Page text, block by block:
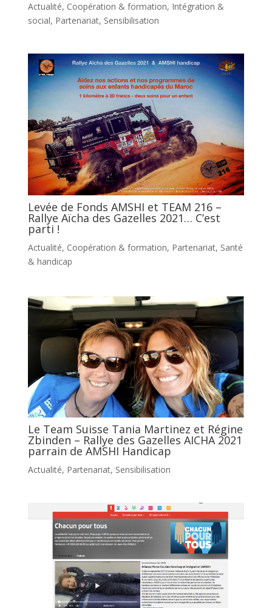
Actualité, Coopération & formation, Intégration &
social, Partenariat, Sensibilisation
Levée de Fonds AMSHI et TEAM 216 –
Rallye Aïcha des Gazelles 2021… C’est
parti !
Actualité, Coopération & formation, Partenariat, Santé
& handicap
Le Team Suisse Tania Martinez et Régine
Zbinden – Rallye des Gazelles AICHA 2021
parrain de AMSHI Handicap
Actualité, Partenariat, Sensibilisation